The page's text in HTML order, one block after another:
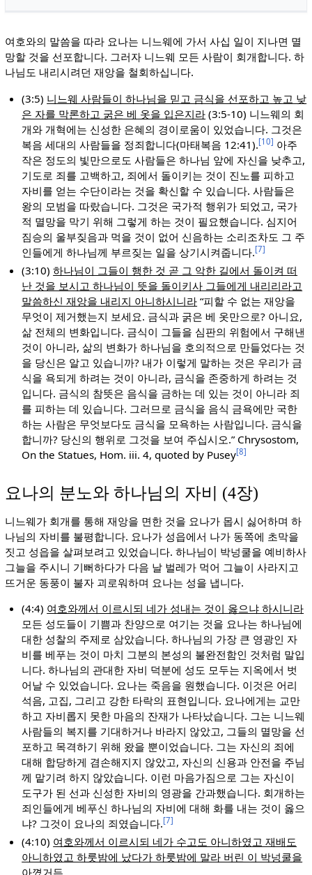
여호와의 말씀을 따라 요나는 니느웨에 가서 사십 일이 지나면 멸
망할 것을 선포합니다. 그러자 니느웨 모든 사람이 회개합니다. 하
나님도 내리시려던 재앙을 철회하십니다.
(3:5) 니느웨 사람들이 하나님을 믿고 금식을 선포하고 높고 낮
은 자를 막론하고 굵은 베 옷을 입은지라 (3:5-10) 니느웨의 회
개와 개혁에는 신성한 은혜의 경이로움이 있었습니다. 그것은
복음 세대의 사람들을 정죄합니다(마태복음 12:41).[10] 아주
작은 정도의 빛만으로도 사람들은 하나님 앞에 자신을 낮추고,
기도로 죄를 고백하고, 죄에서 돌이키는 것이 진노를 피하고
자비를 얻는 수단이라는 것을 확신할 수 있습니다. 사람들은
왕의 모범을 따랐습니다. 그것은 국가적 행위가 되었고, 국가
적 멸망을 막기 위해 그렇게 하는 것이 필요했습니다. 심지어
짐승의 울부짖음과 먹을 것이 없어 신음하는 소리조차도 그 주
인들에게 하나님께 부르짖는 일을 상기시켜줍니다.[7]
(3:10)하나님이 그들이 행한 것 곧 그 악한 길에서 돌이켜 떠
난 것을 보시고 하나님이 뜻을 돌이키사 그들에게 내리리라고
말씀하신 재앙을 내리지 아니하시니라 “피할 수 없는 재앙을
무엇이 제거했는지 보세요. 금식과 굵은 베 옷만으로? 아니요,
삶 전체의 변화입니다. 금식이 그들을 심판의 위험에서 구해낸
것이 아니라, 삶의 변화가 하나님을 호의적으로 만들었다는 것
을 당신은 알고 있습니까? 내가 이렇게 말하는 것은 우리가 금
식을 욕되게 하려는 것이 아니라, 금식을 존중하게 하려는 것
입니다. 금식의 참뜻은 음식을 금하는 데 있는 것이 아니라 죄
를 피하는 데 있습니다. 그러므로 금식을 음식 금욕에만 국한
하는 사람은 무엇보다도 금식을 모욕하는 사람입니다. 금식을
합니까? 당신의 행위로 그것을 보여 주십시오.” Chrysostom,
On the Statues, Hom. iii. 4, quoted by Pusey[8]
요나의 분노와 하나님의 자비 (4장)
니느웨가 회개를 통해 재앙을 면한 것을 요나가 몹시 싫어하며 하
나님의 자비를 불평합니다. 요나가 성읍에서 나가 동쪽에 초막을
짓고 성읍을 살펴보려고 있었습니다. 하나님이 박넝쿨을 예비하사
그늘을 주시니 기뻐하다가 다음 날 벌레가 먹어 그늘이 사라지고
뜨거운 동풍이 불자 괴로워하며 요나는 성을 냅니다.
(4:4) 여호와께서 이르시되 네가 성내는 것이 옳으냐 하시니라
모든 성도들이 기쁨과 찬양으로 여기는 것을 요나는 하나님에
대한 성찰의 주제로 삼았습니다. 하나님의 가장 큰 영광인 자
비를 베푸는 것이 마치 그분의 본성의 불완전함인 것처럼 말입
니다. 하나님의 관대한 자비 덕분에 성도 모두는 지옥에서 벗
어날 수 있었습니다. 요나는 죽음을 원했습니다. 이것은 어리
석음, 고집, 그리고 강한 타락의 표현입니다. 요나에게는 교만
하고 자비롭지 못한 마음의 잔재가 나타났습니다. 그는 니느웨
사람들의 복지를 기대하거나 바라지 않았고, 그들의 멸망을 선
포하고 목격하기 위해 왔을 뿐이었습니다. 그는 자신의 죄에
대해 합당하게 겸손해지지 않았고, 자신의 신용과 안전을 주님
께 맡기려 하지 않았습니다. 이런 마음가짐으로 그는 자신이
도구가 된 선과 신성한 자비의 영광을 간과했습니다. 회개하는
죄인들에게 베푸신 하나님의 자비에 대해 화를 내는 것이 옳으
냐? 그것이 요나의 죄였습니다.[7]
(4:10) 여호와께서 이르시되 네가 수고도 아니하였고 재배도
아니하였고 하룻밤에 났다가 하룻밤에 말라 버린 이 박넝쿨을